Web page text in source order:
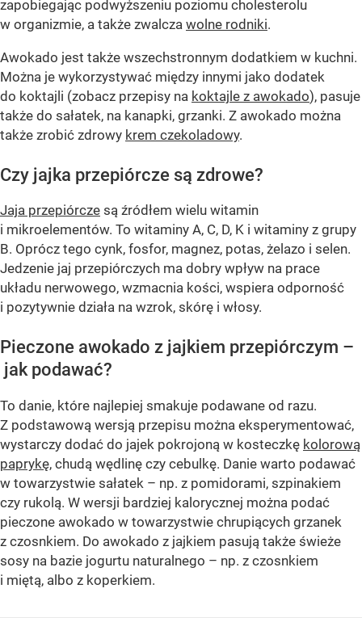
zapobiegając podwyższeniu poziomu cholesterolu
w organizmie, a także zwalcza wolne rodniki.
Awokado jest także wszechstronnym dodatkiem w kuchni.
Można je wykorzystywać między innymi jako dodatek
do koktajli (zobacz przepisy na koktajle z awokado), pasuje
także do sałatek, na kanapki, grzanki. Z awokado można
także zrobić zdrowy krem czekoladowy.
Czy jajka przepiórcze są zdrowe?
Jaja przepiórcze są źródłem wielu witamin
i mikroelementów. To witaminy A, C, D, K i witaminy z grupy
B. Oprócz tego cynk, fosfor, magnez, potas, żelazo i selen.
Jedzenie jaj przepiórczych ma dobry wpływ na prace
układu nerwowego, wzmacnia kości, wspiera odporność
i pozytywnie działa na wzrok, skórę i włosy.
Pieczone awokado z jajkiem przepiórczym –
jak podawać?
To danie, które najlepiej smakuje podawane od razu.
Z podstawową wersją przepisu można eksperymentować,
wystarczy dodać do jajek pokrojoną w kosteczkę kolorową
paprykę, chudą wędlinę czy cebulkę. Danie warto podawać
w towarzystwie sałatek – np. z pomidorami, szpinakiem
czy rukolą. W wersji bardziej kalorycznej można podać
pieczone awokado w towarzystwie chrupiących grzanek
z czosnkiem. Do awokado z jajkiem pasują także świeże
sosy na bazie jogurtu naturalnego – np. z czosnkiem
i miętą, albo z koperkiem.